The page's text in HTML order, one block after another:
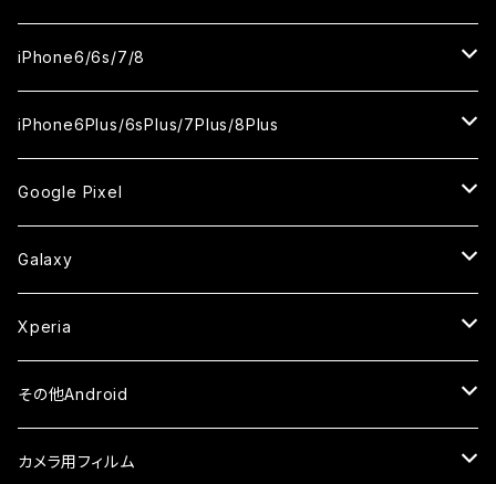
セラミックフィルム
セラミックフィルム
セラミックフィルム
ガラスフィルム
セラミックフィルム
セラミックフィルム
ガラスフィルム
セラミックフィルム
iPhone11Pro Max
ガラスフィルム
セラミックフィルム
ガラスフィルム
セラミックフィルム
iPhoneXS
ガラスフィルム
セラミックフィルム
iPhoneXR
ガラスフィルム
セラミックフィルム
iPhoneXSMax
ガラスフィルム
セラミックフィルム
iPhoneSE3
ガラスフィルム
ケース
iPhoneSE2
ガラスフィルム
ケース
iPhone6/6s/7/8
iPhone8
ガラスフィルム
セラミックフィルム
iPhone7
ガラスフィルム
セラミックフィルム
iPhone6s
ガラスフィルム
ケース・カバー
iPhone6
ガラスフィルム
ケース・カバー
iPhone6Plus/6sPlus/7Plus/8Plus
iPhone6Plus
ガラスフィルム
ケース
iPhone6sPlus
ガラスフィルム
ケース
iPhone7Plus
ガラスフィルム
ケース
iPhone8Plus
ガラスフィルム
Google Pixel
ガラスフィルム
セラミックフィルム
ケース
Galaxy
ガラスフィルム
セラミックフィルム
ケース
Xperia
ガラスフィルム
その他Android
AQUOS
カメラ用フィルム